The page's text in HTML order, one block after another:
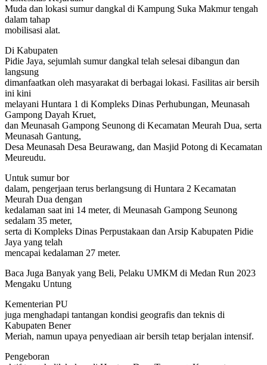
Muda dan lokasi sumur dangkal di Kampung Suka Makmur tengah
dalam tahap
mobilisasi alat.
Di Kabupaten
Pidie Jaya, sejumlah sumur dangkal telah selesai dibangun dan
langsung
dimanfaatkan oleh masyarakat di berbagai lokasi. Fasilitas air bersih
ini kini
melayani Huntara 1 di Kompleks Dinas Perhubungan, Meunasah
Gampong Dayah Kruet,
dan Meunasah Gampong Seunong di Kecamatan Meurah Dua, serta
Meunasah Gantung,
Desa Meunasah Desa Beurawang, dan Masjid Potong di Kecamatan
Meureudu.
Untuk sumur bor
dalam, pengerjaan terus berlangsung di Huntara 2 Kecamatan
Meurah Dua dengan
kedalaman saat ini 14 meter, di Meunasah Gampong Seunong
sedalam 35 meter,
serta di Kompleks Dinas Perpustakaan dan Arsip Kabupaten Pidie
Jaya yang telah
mencapai kedalaman 27 meter.
Baca Juga Banyak yang Beli, Pelaku UMKM di Medan Run 2023
Mengaku Untung
Kementerian PU
juga menghadapi tantangan kondisi geografis dan teknis di
Kabupaten Bener
Meriah, namun upaya penyediaan air bersih tetap berjalan intensif.
Pengeboran